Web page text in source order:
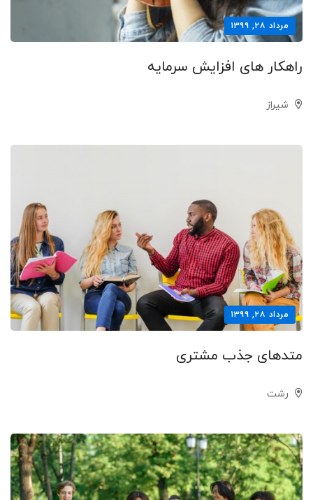
مرداد ۲۸, ۱۳۹۹
راهکار های افزایش سرمایه
شیراز
مرداد ۲۸, ۱۳۹۹
متدهای جذب مشتری
رشت